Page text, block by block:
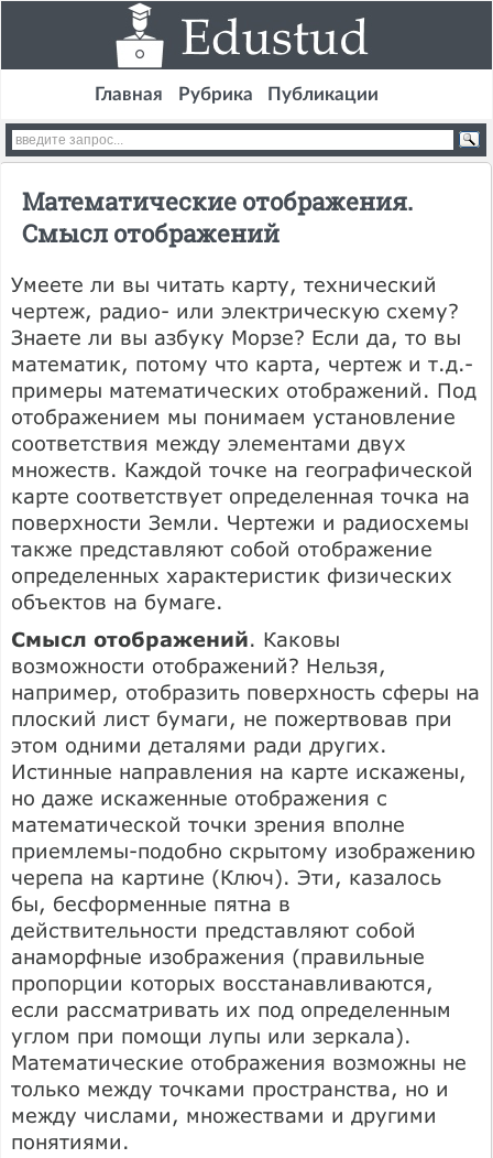
Главная Рубрика Публикации
Математические отображения.
Смысл отображений
Умеете ли вы читать карту, технический
чертеж, радио- или электрическую схему?
Знаете ли вы азбуку Морзе? Если да, то вы
математик, потому что карта, чертеж и т.д.-
примеры математических отображений. Под
отображением мы понимаем установление
соответствия между элементами двух
множеств. Каждой точке на географической
карте соответствует определенная точка на
поверхности Земли. Чертежи и радиосхемы
также представляют собой отображение
определенных характеристик физических
объектов на бумаге.
Смысл отображений. Каковы
возможности отображений? Нельзя,
например, отобразить поверхность сферы на
плоский лист бумаги, не пожертвовав при
этом одними деталями ради других.
Истинные направления на карте искажены,
но даже искаженные отображения с
математической точки зрения вполне
приемлемы-подобно скрытому изображению
черепа на картине (Ключ). Эти, казалось
бы, бесформенные пятна в
действительности представляют собой
анаморфные изображения (правильные
пропорции которых восстанавливаются,
если рассматривать их под определенным
углом при помощи лупы или зеркала).
Математические отображения возможны не
только между точками пространства, но и
между числами, множествами и другими
понятиями.